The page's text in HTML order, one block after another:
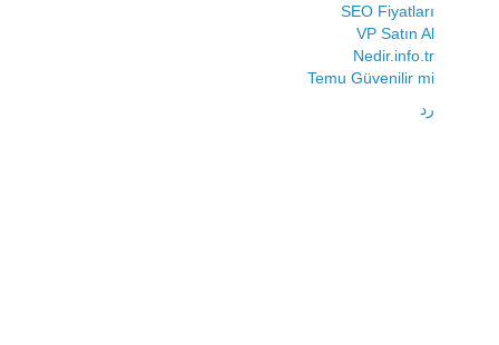
SEO Fiyatları
VP Satın Al
Nedir.info.tr
Temu Güvenilir mi
رد